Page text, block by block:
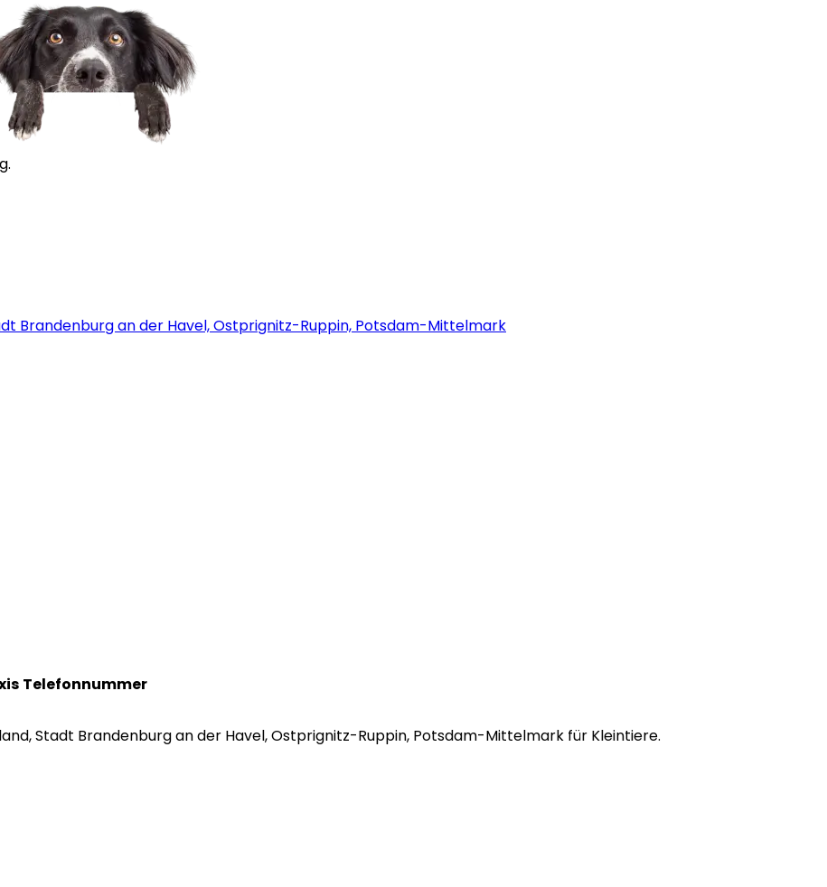
Brandenburg an der Havel, Ostprignitz-Ruppin, Potsdam-Mittelmark
Telefonnummer
Stadt Brandenburg an der Havel, Ostprignitz-Ruppin, Potsdam-Mittelmark für Kleintiere.